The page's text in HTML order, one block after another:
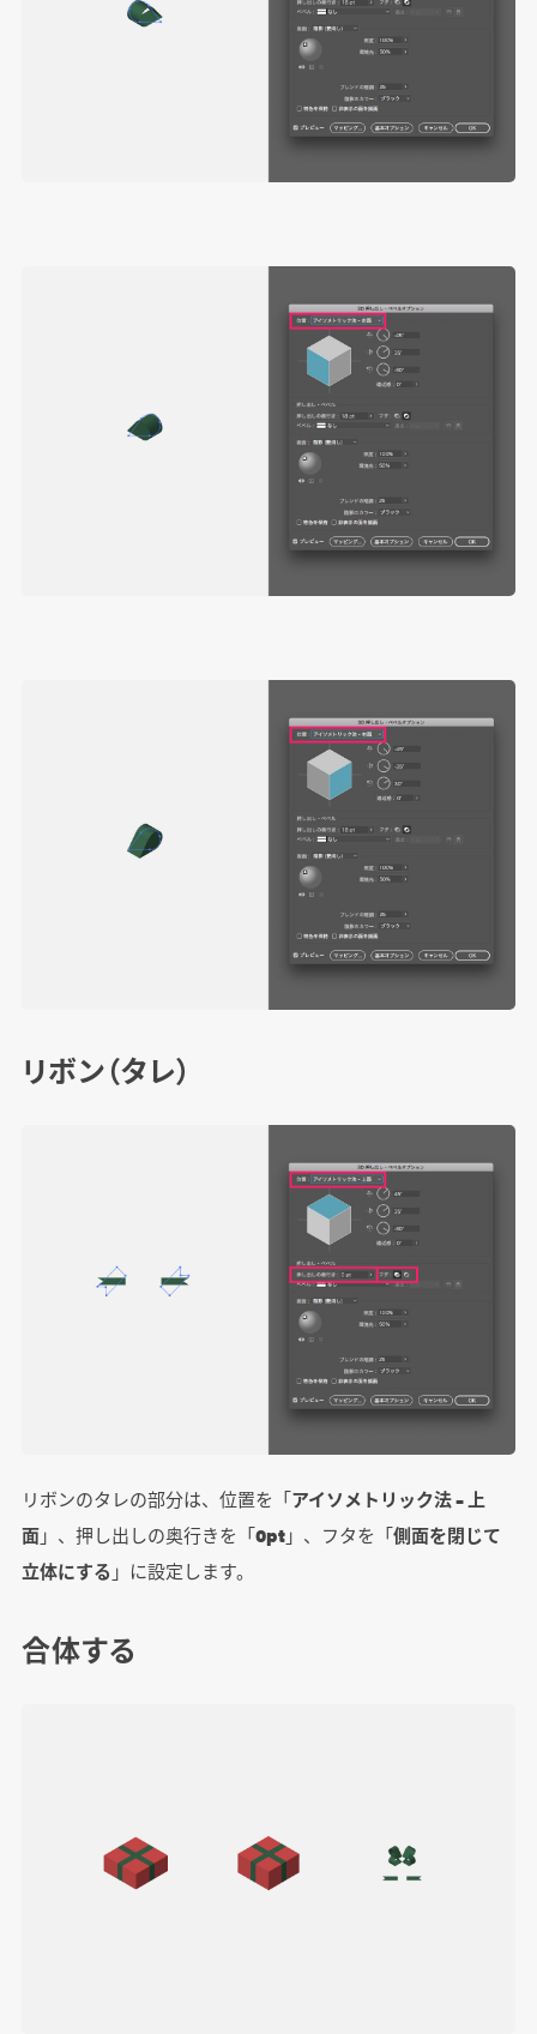
リボン（タレ）
リボンのタレの部分は、位置を「アイソメトリック法 – 上
面」、押し出しの奥行きを「0pt」、フタを「側面を閉じて
立体にする 」に設定します。
合体する